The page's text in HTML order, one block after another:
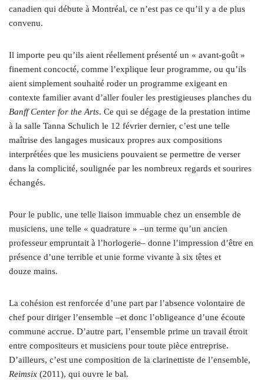
canadien qui débute à Montréal, ce n’est pas ce qu’il y a de plus
convenu.
Il importe peu qu’ils aient réellement présenté un « avant-goût »
finement concocté, comme l’explique leur programme, ou qu’ils
aient simplement souhaité roder un programme exigeant en
contexte familier avant d’aller fouler les prestigieuses planches du
Banff Center for the Arts. Ce qui se dégage de la prestation intime
à la salle Tanna Schulich le 12 février dernier, c’est une telle
maîtrise des langages musicaux propres aux compositions
interprétées que les musiciens pouvaient se permettre de verser
dans la complicité, soulignée par les nombreux regards et sourires
échangés.
Pour le public, une telle liaison immuable chez un ensemble de
musiciens, une telle « quadrature » –un terme qu’un ancien
professeur empruntait à l’horlogerie– donne l’impression d’être en
présence d’une terrible et unie forme vivante à six têtes et
douze mains.
La cohésion est renforcée d’une part par l’absence volontaire de
chef pour diriger l’ensemble –et donc l’obligeance d’une écoute
commune accrue. D’autre part, l’ensemble prime un travail étroit
entre compositeurs et musiciens pour toute pièce entreprise.
D’ailleurs, c’est une composition de la clarinettiste de l’ensemble,
Reimsix (2011), qui ouvre le bal.